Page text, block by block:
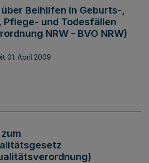
Beihilfen in Geburts-,
Pflege- und Todesfällen
NRW - BVO NRW)
01. April 2009